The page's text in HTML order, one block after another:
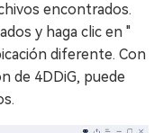
encontrados.
y haga clic en "
diferente. Con
de 4DDiG, puede